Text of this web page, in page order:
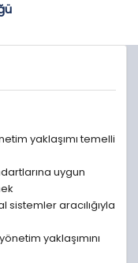
yaklaşımı temelli
uygun
aracılığıyla
yaklaşımını